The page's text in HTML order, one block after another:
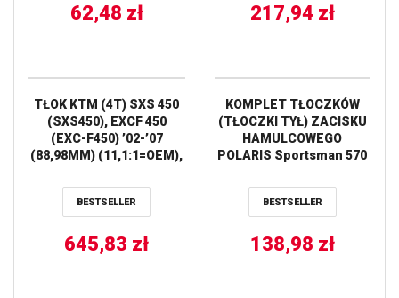
BALLS
62,48 zł 217,94 zł
TŁOK KTM (4T) SXS 450
(SXS450), EXCF 450
(EXC-F450) ’02-’07
(88,98MM) (11,1:1=OEM),
POLARIS OUTLAW 450
MXR ‘8-11’ WOSSNER
BESTSELLER
645,83 zł
KOMPLET TŁOCZKÓW
(TŁOCZKI TYŁ) ZACISKU
HAMULCOWEGO
POLARIS Sportsman 570
Forest 850 ’11-’15,
Sportsman Touring 570
’17-’18, Sportsman 570
EFI ’14-’20 ALL BALLS
BESTSELLER
138,98 zł